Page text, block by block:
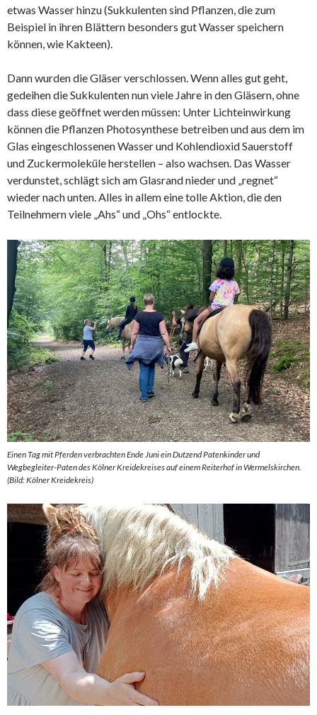
etwas Wasser hinzu (Sukkulenten sind Pflanzen, die zum
Beispiel in ihren Blättern besonders gut Wasser speichern
können, wie Kakteen).
Dann wurden die Gläser verschlossen. Wenn alles gut geht,
gedeihen die Sukkulenten nun viele Jahre in den Gläsern, ohne
dass diese geöffnet werden müssen: Unter Lichteinwirkung
können die Pflanzen Photosynthese betreiben und aus dem im
Glas eingeschlossenen Wasser und Kohlendioxid Sauerstoff
und Zuckermoleküle herstellen – also wachsen. Das Wasser
verdunstet, schlägt sich am Glasrand nieder und „regnet“
wieder nach unten. Alles in allem eine tolle Aktion, die den
Teilnehmern viele „Ahs“ und „Ohs“ entlockte.
Einen Tag mit Pferden verbrachten Ende Juni ein Dutzend Patenkinder und
Wegbegleiter-Paten des Kölner Kreidekreises auf einem Reiterhof in Wermelskirchen.
(Bild: Kölner Kreidekreis)